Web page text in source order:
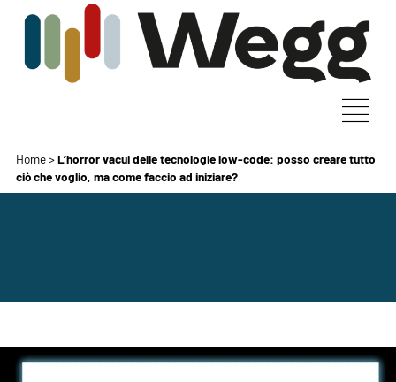
Home>L’horror vacui delle tecnologie low-code: posso creare tutto
ciò che voglio, ma come faccio ad iniziare?